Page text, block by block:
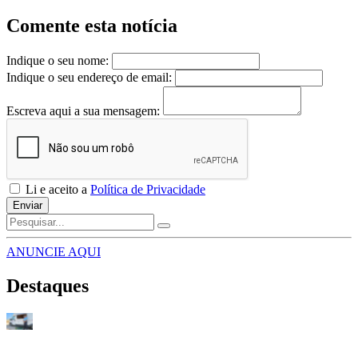
Comente esta notícia
Indique o seu nome:
Indique o seu endereço de email:
Escreva aqui a sua mensagem:
Li e aceito a Política de Privacidade
Enviar
ANUNCIE AQUI
Destaques